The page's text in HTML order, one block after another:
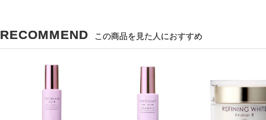
RECOMMEND この商品を見た人におすすめ